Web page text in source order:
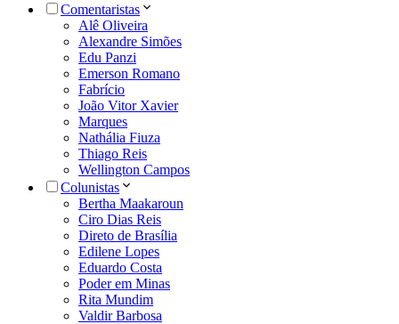
Comentaristas
Alê Oliveira
Alexandre Simões
Edu Panzi
Emerson Romano
Fabrício
João Vitor Xavier
Marques
Nathália Fiuza
Thiago Reis
Wellington Campos
Colunistas
Bertha Maakaroun
Ciro Dias Reis
Direto de Brasília
Edilene Lopes
Eduardo Costa
Poder em Minas
Rita Mundim
Valdir Barbosa